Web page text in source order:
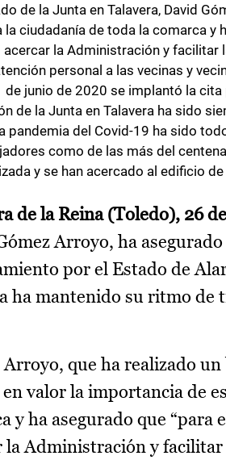
de la Junta en Talavera, David
la ciudadanía de toda la comarca y
acercar la Administración y
personal a las vecinas y
de junio de 2020 se implantó la
de la Junta en Talavera ha sido
pandemia del Covid-19 ha sido
como de las más del
y se han acercado al edificio de
de la Reina (Toledo), 26
Arroyo, ha
por el Estado de
ha mantenido su ritmo de
Arroyo, que ha realizado
valor la importancia de
y ha asegurado que
la Administración y